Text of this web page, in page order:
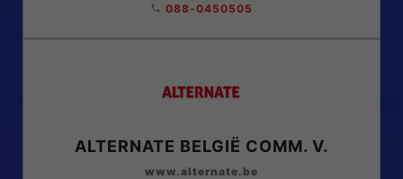
phone 088-0450505
ALTERNATE BELGIË COMM. V.
www.alternate.be